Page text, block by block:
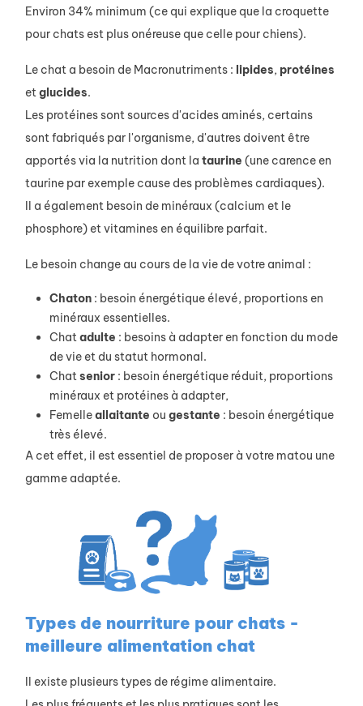
Environ 34% minimum (ce qui explique que la croquette
pour chats est plus onéreuse que celle pour chiens).
Le chat a besoin de Macronutriments : lipides, protéines
etglucides.
Les protéines sont sources d'acides aminés, certains
sont fabriqués par l'organisme, d'autres doivent être
apportés via la nutrition dont la taurine (une carence en
taurine par exemple cause des problèmes cardiaques).
Il a également besoin de minéraux (calcium et le
phosphore) et vitamines en équilibre parfait.
Le besoin change au cours de la vie de votre animal :
Chaton : besoin énergétique élevé, proportions en
minéraux essentielles.
Chatadulte : besoins à adapter en fonction du mode
de vie et du statut hormonal.
Chatsenior : besoin énergétique réduit, proportions
minéraux et protéines à adapter,
Femelleallaitante ou gestante : besoin énergétique
très élevé.
A cet effet, il est essentiel de proposer à votre matou une
gamme adaptée.
Types de nourriture pour chats -
meilleure alimentation chat
Il existe plusieurs types de régime alimentaire.